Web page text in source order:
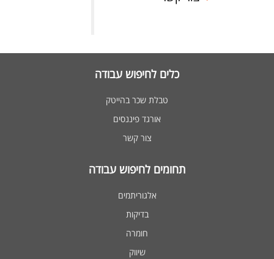
כלים לחיפוש עבודה
טבלת שכר בהייטק
אורגד פיננסים
צור קשר
תחומים לחיפוש עבודה
אלגוריתמים
בדיקות
חומרה
שיווק